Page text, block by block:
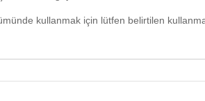
kullanmak için lütfen belirtilen